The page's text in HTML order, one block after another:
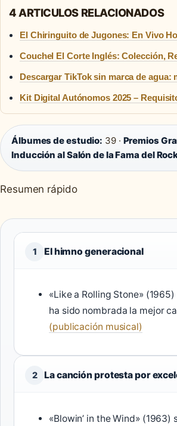
4 ARTICULOS RELACIONADOS
El Chiringuito de Jugones: En Vivo
Couchel El Corte Inglés: Colección,
Descargar TikTok sin marca de
Kit Digital Autónomos 2025 –
Álbumes de estudio: 39 · Premios
Inducción al Salón de la Fama del
Resumen rápido
1 El himno generacional
«Like a Rolling Stone»
ha sido nombrada la mejor
(publicación musical)
2 La canción protesta por
«Blowin’ in the Wind»